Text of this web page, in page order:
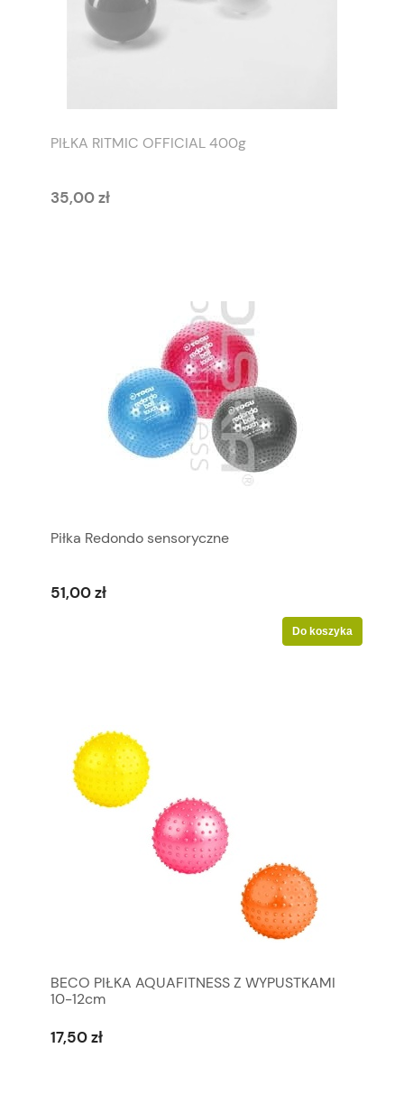
PIŁKA RITMIC OFFICIAL 400g
35,00 zł
Piłka Redondo sensoryczne
51,00 zł
Do koszyka
BECO PIŁKA AQUAFITNESS Z WYPUSTKAMI
10-12cm
17,50 zł